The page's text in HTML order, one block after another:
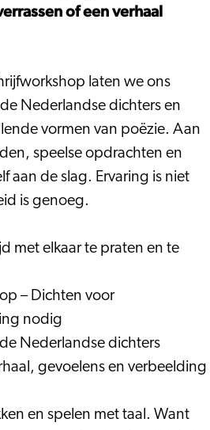
of een verhaal
laten we ons
Nederlandse dichters en
vormen van poëzie. Aan
speelse opdrachten en
aan de slag. Ervaring is niet
is genoeg.
met elkaar te praten en te
– Dichten voor
nodig
Nederlandse dichters
gevoelens en verbeelding
en spelen met taal. Want